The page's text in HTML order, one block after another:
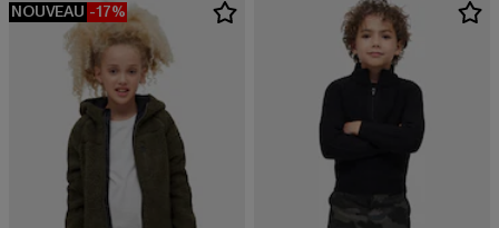
NOUVEAU -17%